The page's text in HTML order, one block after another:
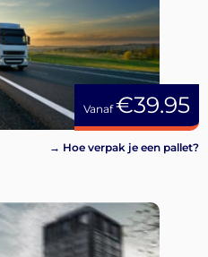
Vanaf€39.95
→ Hoe verpak je een pallet?